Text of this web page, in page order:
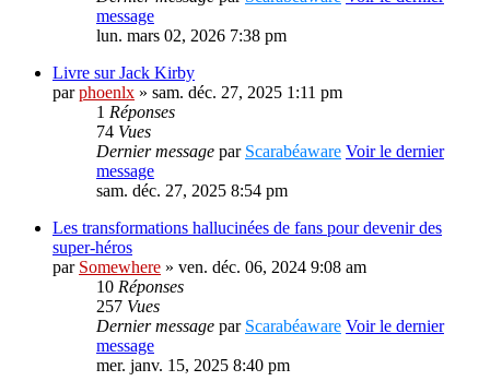
message
lun. mars 02, 2026 7:38 pm
Livre sur Jack Kirby
parphoenlx » sam. déc. 27, 2025 1:11 pm
1 Réponses
74 Vues
Dernier message par Scarabéaware Voir le dernier
message
sam. déc. 27, 2025 8:54 pm
Les transformations hallucinées de fans pour devenir des
super-héros
par Somewhere » ven. déc. 06, 2024 9:08 am
10 Réponses
257 Vues
Dernier message par Scarabéaware Voir le dernier
message
mer. janv. 15, 2025 8:40 pm